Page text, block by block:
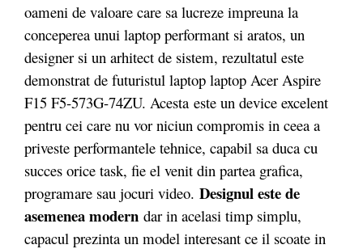
oameni de valoare care sa lucreze impreuna la
conceperea unui laptop performant si aratos, un
designer si un arhitect de sistem, rezultatul este
demonstrat de futuristul laptop laptop Acer Aspire
F15 F5-573G-74ZU. Acesta este un device excelent
pentru cei care nu vor niciun compromis in ceea a
priveste performantele tehnice, capabil sa duca cu
succes orice task, fie el venit din partea grafica,
programare sau jocuri video. Designul este de
asemenea modern dar in acelasi timp simplu,
capacul prezinta un model interesant ce il scoate in